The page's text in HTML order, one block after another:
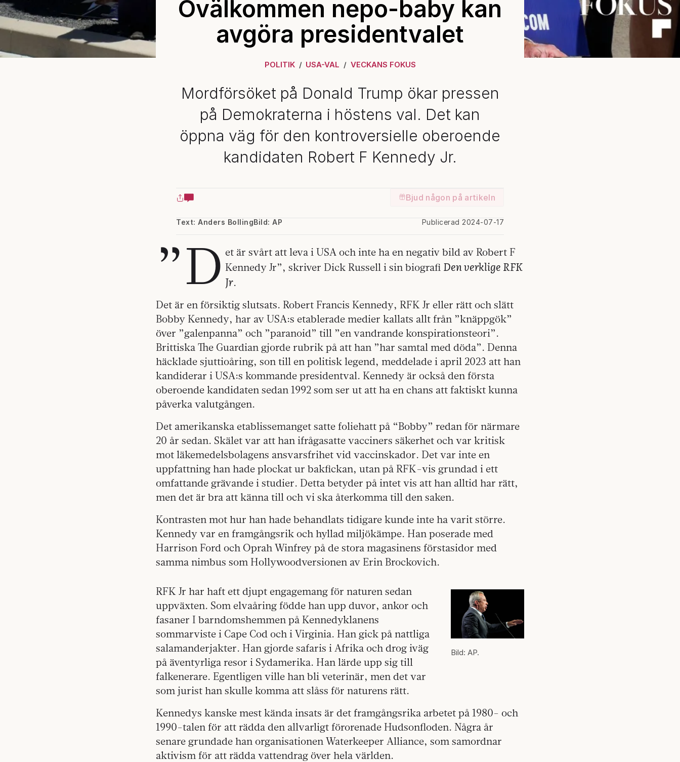
Ovälkommen nepo-baby kan
avgöra presidentvalet
POLITIK USA-VAL VECKANS FOKUS
Mordförsöket på Donald Trump ökar pressen
på Demokraterna i höstens val. Det kan
öppna väg för den kontroversielle oberoende
kandidaten Robert F Kennedy Jr.
Bjud någon på artikeln
Text: Anders Bolling Publicerad 2024-07-17
Bild: AP
”D et är svårt att leva i USA och inte ha en negativ bild av Robert F
Kennedy Jr”, skriver Dick Russell i sin biografi Den verklige RFK
Jr.
Det är en försiktig slutsats. Robert Francis Kennedy, RFK Jr eller rätt och slätt
Bobby Kennedy, har av USA:s etablerade medier kallats allt från ”knäppgök”
över ”galenpanna” och ”paranoid” till ”en vandrande konspirationsteori”.
Brittiska The Guardian gjorde rubrik på att han ”har samtal med döda”. Denna
häcklade sjuttioåring, son till en politisk legend, meddelade i april 2023 att han
kandiderar i USA:s kommande presidentval. Kennedy är också den första
oberoende kandidaten sedan 1992 som ser ut att ha en chans att faktiskt kunna
påverka valutgången.
Det amerikanska etablissemanget satte foliehatt på “Bobby” redan för närmare
20 år sedan. Skälet var att han ifrågasatte vacciners säkerhet och var kritisk
mot läkemedelsbolagens ansvarsfrihet vid vaccinskador. Det var inte en
uppfattning han hade plockat ur bakfickan, utan på RFK-vis grundad i ett
omfattande grävande i studier. Detta betyder på intet vis att han alltid har rätt,
men det är bra att känna till och vi ska återkomma till den saken.
Kontrasten mot hur han hade behandlats tidigare kunde inte ha varit större.
Kennedy var en framgångsrik och hyllad miljökämpe. Han poserade med
Harrison Ford och Oprah Winfrey på de stora magasinens förstasidor med
samma nimbus som Hollywoodversionen av Erin Brockovich.
Bild: AP.
RFK Jr har haft ett djupt engagemang för naturen sedan
uppväxten. Som elvaåring födde han upp duvor, ankor och
fasaner I barndomshemmen på Kennedyklanens
sommarviste i Cape Cod och i Virginia. Han gick på nattliga
salamanderjakter. Han gjorde safaris i Afrika och drog iväg
på äventyrliga resor i Sydamerika. Han lärde upp sig till
falkenerare. Egentligen ville han bli veterinär, men det var
som jurist han skulle komma att slåss för naturens rätt.
Kennedys kanske mest kända insats är det framgångsrika arbetet på 1980- och
1990-talen för att rädda den allvarligt förorenade Hudsonfloden. Några år
senare grundade han organisationen Waterkeeper Alliance, som samordnar
aktivism för att rädda vattendrag över hela världen.